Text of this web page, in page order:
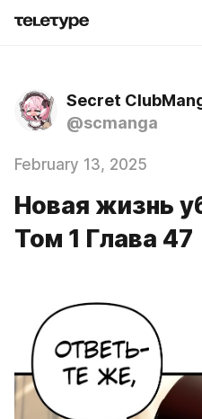
Secret
@scmanga
February 13, 2025
Новая жизнь
Том 1 Глава 47